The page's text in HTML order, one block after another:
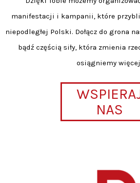
manifestacji i kampanii, które
niepodległej Polski. Dołącz do grona
bądź częścią siły, która zmienia
osiągniemy
NAS